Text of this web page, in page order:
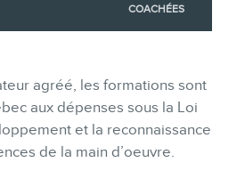
COACHÉES
agréé, les formations sont
aux dépenses sous la Loi
et la reconnaissance
de la main d’oeuvre.